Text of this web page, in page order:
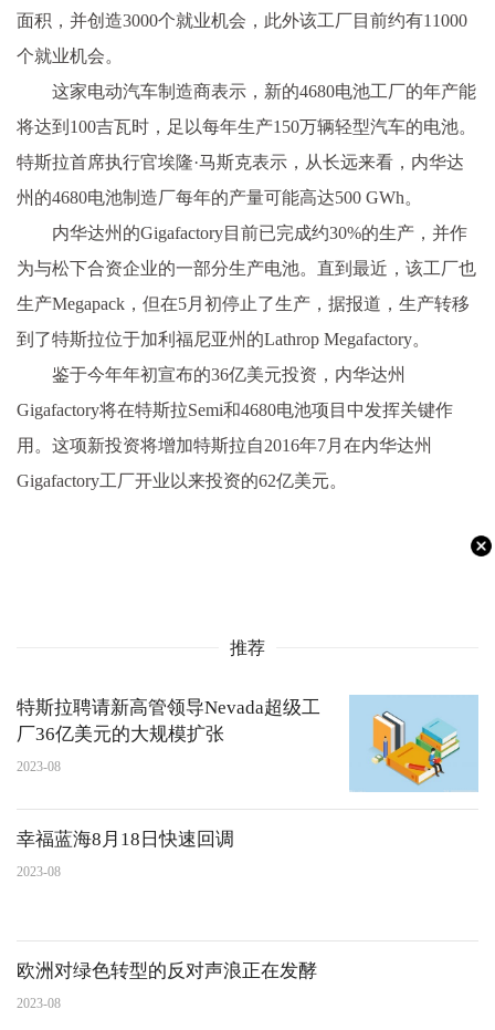
面积，并创造3000个就业机会，此外该工厂目前约有11000
个就业机会。
这家电动汽车制造商表示，新的4680电池工厂的年产能
将达到100吉瓦时，足以每年生产150万辆轻型汽车的电池。
特斯拉首席执行官埃隆·马斯克表示，从长远来看，内华达
州的4680电池制造厂每年的产量可能高达500 GWh。
内华达州的Gigafactory目前已完成约30%的生产，并作
为与松下合资企业的一部分生产电池。直到最近，该工厂也
生产Megapack，但在5月初停止了生产，据报道，生产转移
到了特斯拉位于加利福尼亚州的Lathrop Megafactory。
鉴于今年年初宣布的36亿美元投资，内华达州
Gigafactory将在特斯拉Semi和4680电池项目中发挥关键作
用。这项新投资将增加特斯拉自2016年7月在内华达州
Gigafactory工厂开业以来投资的62亿美元。
推荐
特斯拉聘请新高管领导Nevada超级工
厂36亿美元的大规模扩张
2023-08
幸福蓝海8月18日快速回调
2023-08
欧洲对绿色转型的反对声浪正在发酵
2023-08